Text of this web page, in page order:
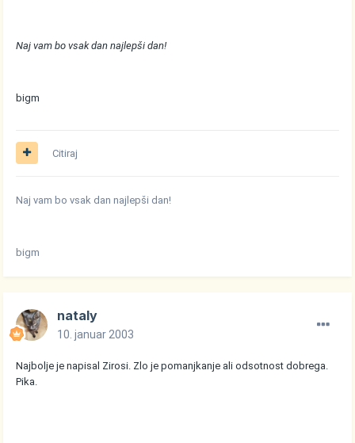
Naj vam bo vsak dan najlepši dan!
bigm
Citiraj
Naj vam bo vsak dan najlepši dan!
bigm
nataly
10. januar 2003
Najbolje je napisal Zirosi. Zlo je pomanjkanje ali odsotnost dobrega.
Pika.